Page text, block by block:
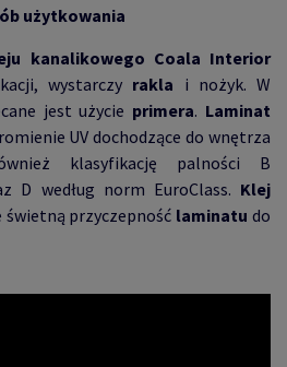
użytkowania
kanalikowego Coala Interior
wystarczy rakla i nożyk. W
jest użycie primera. Laminat
UV dochodzące do wnętrza
klasyfikację palności B
D według norm EuroClass. Klej
przyczepność laminatu do